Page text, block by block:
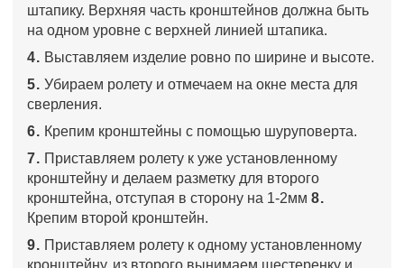
штапику. Верхняя часть кронштейнов должна быть
на одном уровне с верхней линией штапика.
4. Выставляем изделие ровно по ширине и высоте.
5. Убираем ролету и отмечаем на окне места для
сверления.
6. Крепим кронштейны с помощью шуруповерта.
7. Приставляем ролету к уже установленному
кронштейну и делаем разметку для второго
кронштейна, отступая в сторону на 1-2мм8.
Крепим второй кронштейн.
9. Приставляем ролету к одному установленному
кронштейну, из второго вынимаем шестеренку и